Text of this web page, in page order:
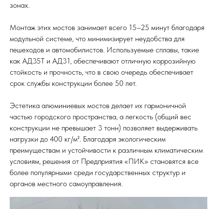
зонах.
Монтаж этих мостов занимает всего 15–25 минут благодаря
модульной системе, что минимизирует неудобства для
пешеходов и автомобилистов. Используемые сплавы, такие
как АД35Т и АД31, обеспечивают отличную коррозийную
стойкость и прочность, что в свою очередь обеспечивает
срок службы конструкции более 50 лет.
Эстетика алюминиевых мостов делает их гармоничной
частью городского пространства, а легкость (общий вес
конструкции не превышает 3 тонн) позволяет выдерживать
нагрузки до 400 кг/м². Благодаря экологическим
преимуществам и устойчивости к различным климатическим
условиям, решения от Предприятия «ПИК» становятся все
более популярными среди государственных структур и
органов местного самоуправления.